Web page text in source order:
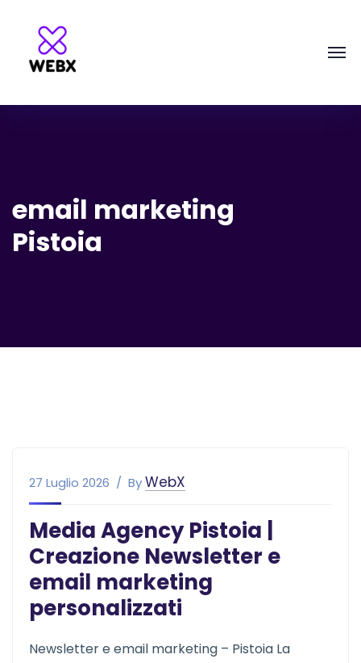
email marketing
Pistoia
27 Luglio 2026 ByWebX
Media Agency Pistoia |
Creazione Newsletter e
email marketing
personalizzati
Newsletter e email marketing – Pistoia La